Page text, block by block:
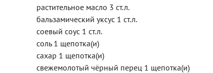
растительное масло 3 ст.л.
бальзамический уксус 1 ст.л.
соевый соус 1 ст.л.
соль 1 щепотка(и)
сахар 1 щепотка(и)
свежемолотый чёрный перец 1 щепотка(и)